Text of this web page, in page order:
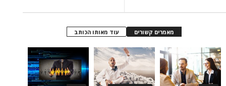
מאמרים קשורים עוד מאותו הכותב